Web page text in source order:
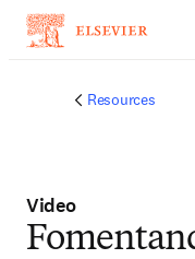
Resources
Video